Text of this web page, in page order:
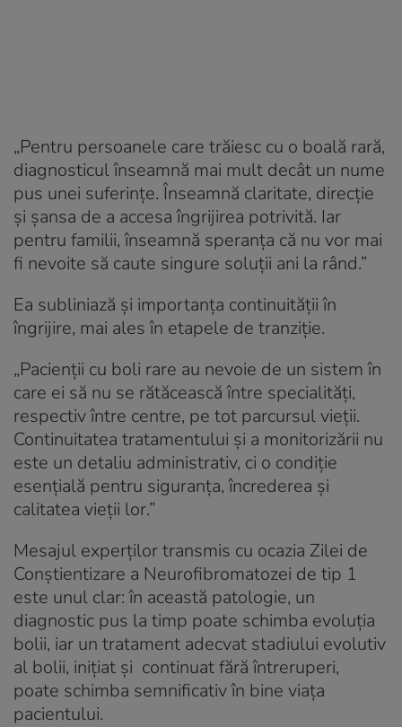
„Pentru persoanele care trăiesc cu o boală rară,
diagnosticul înseamnă mai mult decât un nume
pus unei suferințe. Înseamnă claritate, direcție
și șansa de a accesa îngrijirea potrivită. Iar
pentru familii, înseamnă speranța că nu vor mai
fi nevoite să caute singure soluții ani la rând.”
Ea subliniază și importanța continuității în
îngrijire, mai ales în etapele de tranziție.
„Pacienții cu boli rare au nevoie de un sistem în
care ei să nu se rătăcească între specialități,
respectiv între centre, pe tot parcursul vieții.
Continuitatea tratamentului și a monitorizării nu
este un detaliu administrativ, ci o condiție
esențială pentru siguranța, încrederea și
calitatea vieții lor.”
Mesajul experților transmis cu ocazia Zilei de
Conștientizare a Neurofibromatozei de tip 1
este unul clar: în această patologie, un
diagnostic pus la timp poate schimba evoluția
bolii, iar un tratament adecvat stadiului evolutiv
al bolii, inițiat și continuat fără întreruperi,
poate schimba semnificativ în bine viața
pacientului.